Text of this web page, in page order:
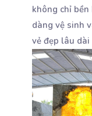
không chỉ
dàng vệ sinh
vẻ đẹp lâu